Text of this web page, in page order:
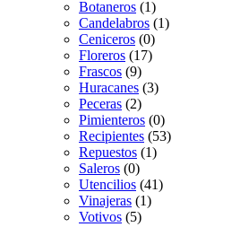
Botaneros (1)
Candelabros (1)
Ceniceros (0)
Floreros (17)
Frascos (9)
Huracanes (3)
Peceras (2)
Pimienteros (0)
Recipientes (53)
Repuestos (1)
Saleros (0)
Utencilios (41)
Vinajeras (1)
Votivos (5)